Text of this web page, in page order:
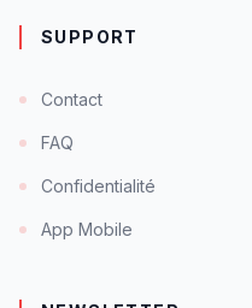
SUPPORT
Contact
FAQ
Confidentialité
App Mobile